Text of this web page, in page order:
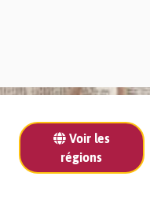
Voir les
régions